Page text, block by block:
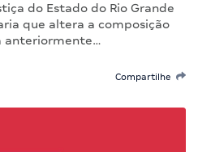
do Estado do Rio Grande
que altera a composição
anteriormente…
Compartilhe